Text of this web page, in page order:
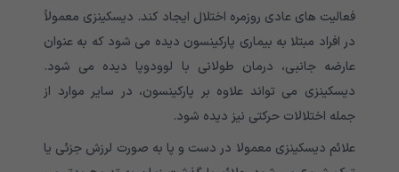
فعالیت های عادی روزمره اختلال ایجاد کند. دیسکینزی معمولاً
در افراد مبتلا به بیماری پارکینسون دیده می شود که به عنوان
عارضه جانبی، درمان طولانی با لوودوپا دیده می شود.
دیسکینزی می تواند علاوه بر پارکینسون، در سایر موارد از
جمله اختلالات حرکتی نیز دیده شود.
علائم دیسکینزی معمولا در دست و پا به صورت لرزش جزئی یا